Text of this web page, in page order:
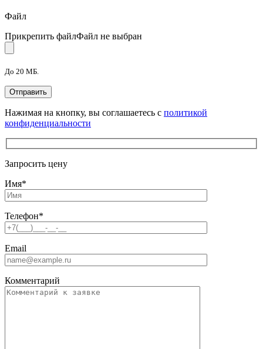
Файл
Прикрепить файлФайл не выбран
До 20 МБ.
Нажимая на кнопку, вы соглашаетесь с политикой
конфиденциальности
Запросить цену
Имя*
Телефон*
Email
Комментарий